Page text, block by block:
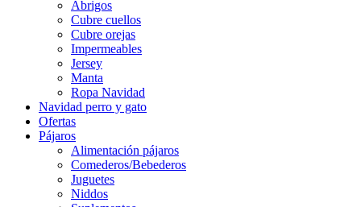
Abrigos
Cubre cuellos
Cubre orejas
Impermeables
Jersey
Manta
Ropa Navidad
Navidad perro y gato
Ofertas
Pájaros
Alimentación pájaros
Comederos/Bebederos
Juguetes
Niddos